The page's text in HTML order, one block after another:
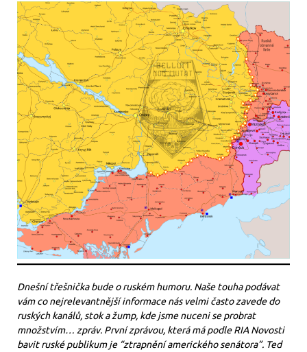
Dnešní třešnička bude o ruském humoru. Naše touha podávat
vám co nejrelevantnější informace nás velmi často zavede do
ruských kanálů, stok a žump, kde jsme nuceni se probrat
množstvím… zpráv. První zprávou, která má podle RIA Novosti
bavit ruské publikum je “ztrapnění amerického senátora”. Ted